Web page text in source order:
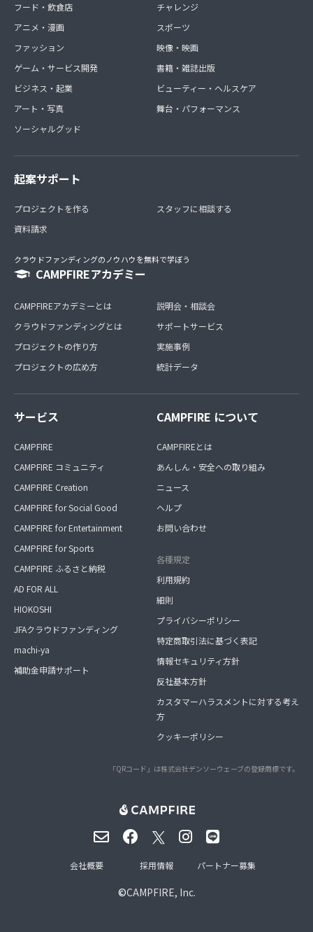
フード・飲食店
アニメ・漫画
ファッション
ゲーム・サービス開発
ビジネス・起業
アート・写真
ソーシャルグッド
チャレンジ
スポーツ
映像・映画
書籍・雑誌出版
ビューティー・ヘルスケア
舞台・パフォーマンス
起案サポート
プロジェクトを作る
資料請求
スタッフに相談する
クラウドファンディングのノウハウを無料で学ぼう
CAMPFIREアカデミー
CAMPFIREアカデミーとは
クラウドファンディングとは
プロジェクトの作り方
プロジェクトの広め方
説明会・相談会
サポートサービス
実施事例
統計データ
サービス
CAMPFIRE
CAMPFIRE コミュニティ
CAMPFIRE Creation
CAMPFIRE for Social Good
CAMPFIRE for Entertainment
CAMPFIRE for Sports
CAMPFIRE ふるさと納税
AD FOR ALL
HIOKOSHI
JFAクラウドファンディング
machi-ya
補助金申請サポート
CAMPFIRE について
CAMPFIREとは
あんしん・安全への取り組み
ニュース
ヘルプ
お問い合わせ
各種規定
利用規約
細則
プライバシーポリシー
特定商取引法に基づく表記
情報セキュリティ方針
反社基本方針
カスタマーハラスメントに対する考え
方
クッキーポリシー
「QRコード」は株式会社デンソーウェーブの登録商標です。
©CAMPFIRE, Inc.
会社概要 採用情報 パートナー募集